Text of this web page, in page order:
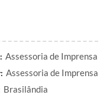
Assessoria de Imprensa
Assessoria de Imprensa
Brasilândia